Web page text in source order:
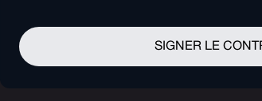
SIGNER LE